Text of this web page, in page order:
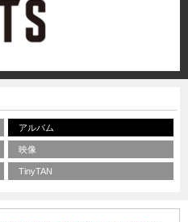
アルバム
映像
TinyTAN